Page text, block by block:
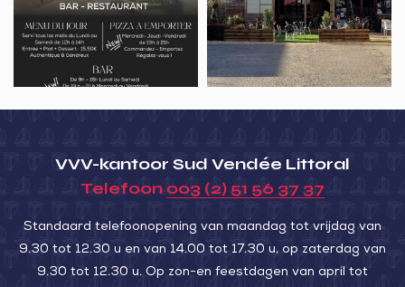
Cheval
blanc
Les
12
Brasseries
VVV-kantoor Sud Vendée Littoral
Telefoon 003 (2) 51 56 37 37
Standaard telefoonopening van maandag tot vrijdag van
9.30 tot 12.30 u en van 14.00 tot 17.30 u, op zaterdag van
9.30 tot 12.30 u. Op zon-en feestdagen van april tot